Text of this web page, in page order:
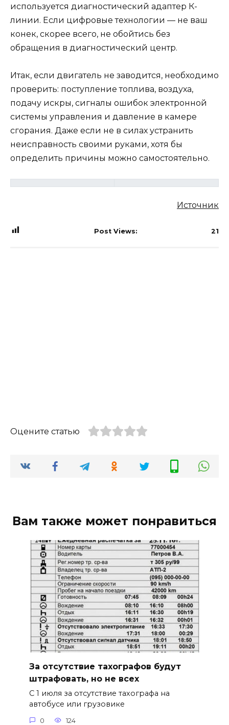
используется диагностический адаптер К-
линии. Если цифровые технологии — не ваш
конек, скорее всего, не обойтись без
обращения в диагностический центр.
Итак, если двигатель не заводится, необходимо
проверить: поступление топлива, воздуха,
подачу искры, сигналы ошибок электронной
системы управления и давление в камере
сгорания. Даже если не в силах устранить
неисправность своими руками, хотя бы
определить причины можно самостоятельно.
Источник
Post Views: 21
Оцените статью
Вам также может понравиться
За отсутствие тахографов будут
штрафовать, но не всех
С 1 июля за отсутствие тахографа на
автобусе или грузовике
0 124